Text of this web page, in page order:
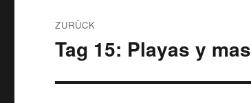
ZURÜCK
Vorheriger
Beitrag:
Tag 15: Playas y mas